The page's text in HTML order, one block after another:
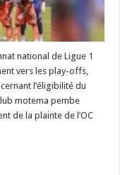
national de Ligue 1
vers les play-offs,
l’éligibilité du
motema pembe
de la plainte de l’OC